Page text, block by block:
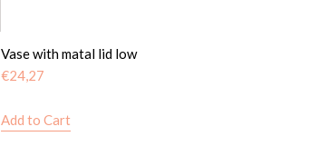
Vase with matal lid low
€24,27
Add to Cart